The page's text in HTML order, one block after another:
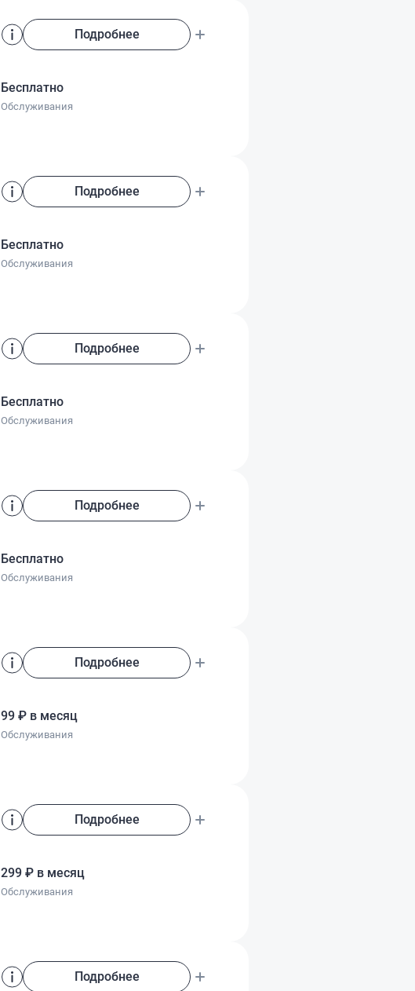
Подробнее
Бесплатно
Обслуживания
Подробнее
Бесплатно
Обслуживания
Подробнее
Бесплатно
Обслуживания
Подробнее
Бесплатно
Обслуживания
Подробнее
99 ₽ в месяц
Обслуживания
Подробнее
299 ₽ в месяц
Обслуживания
Подробнее